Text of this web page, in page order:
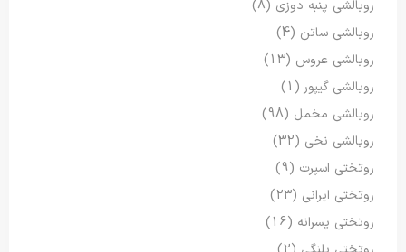
روبالشی پنبه دوزی (8)
روبالشی ساتن (4)
روبالشی عروس (13)
روبالشی گیپور (1)
روبالشی مخمل (98)
روبالشی نخی (32)
روتختی اسپرت (9)
روتختی ایرانی (23)
روتختی پسرانه (16)